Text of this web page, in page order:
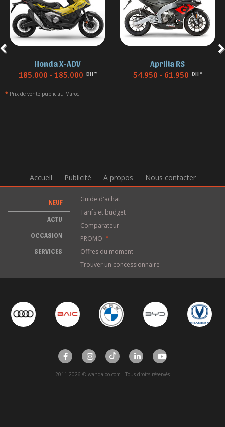
Honda X-ADV
185.000 - 185.000 DH *
Aprilia RS
54.950 - 61.950 DH *
* Prix de vente public au Maroc
Accueil Publicité A propos Nous contacter
NEUF
ACTU
OCCASION
SERVICES
Guide d'achat
Tarifs et budget
Comparateur
PROMO
*
Offres du moment
Trouver un concessionnaire
2011-2026 © wandaloo.com - Tous droits réservés